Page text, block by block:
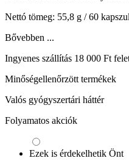
Nettó tömeg: 55,8 g / 60
Bővebben ...
Ingyenes szállítás 18 000 Ft
Minőségellenőrzött termékek
Valós gyógyszertári háttér
Folyamatos akciók
Ezek is érdekelhetik Önt